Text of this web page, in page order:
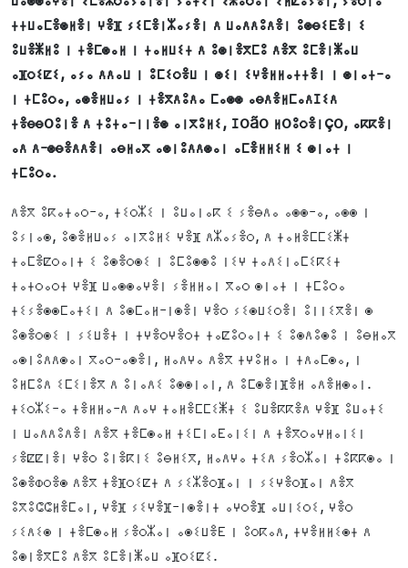
ⵜⵜⵡⴰⵎⴻⵙⵍⴻⵏ ⵖⴻⴼ ⵢⵉⵎⴻⵏⵣⴰⵢⴻⵏ ⴷ ⵡⴰⴷⴷⵓⴷⴻⵏ ⵓⵙⴱⵉⴹⴻⵏ ⵉ
ⵓⵡⴻⵥⵍⵓ ⵏ ⵜⴻⵎⵙⴰⵍ ⵏ ⵜⴰⵍⵡⵉⵜ ⴷ ⵓⵙⵏⴻⴳⵎⵓ ⴷⴻⴳ ⵓⵎⴻⵏⵥⴰⵡ
ⴰⴼⵔⵉⵇⵉ, ⴰⵢⴰ ⴷⴷⴰⵡ ⵏ ⵓⵎⵉⵔⴻⵡ ⵏ ⵙⵉⵏ ⵉⵖⴻⵍⵍⴰⵜⵜⴻⵏ ⵏ ⵙⵏⴰⵜ-ⴰ
ⵏ ⵜⵎⵓⵔⴰ, ⴰⵙⴻⵍⵡⴰⵢ ⵏ ⵜⴻⴳⴷⵓⴷⴰ ⵎⴰⵙⵙ ⴰⴱⴷⴻⵍⵎⴰⴷⵊⵉⴷ
ⵜⴻⴱⴱoⵓⵏⴻ ⴷ ⵜⵓⵜⴰ-ⵏⵏⴻⵙ ⴰⵏⴳⵓⵍⵉ, ⵊoão ⵍoⵓⵔⴻⵏço, ⴰⴽⴽⴻⵏ
ⴰⴷ ⴷ-ⵙⴱⴻⴷⴷⴻⵏ ⴰⴱⵍⴰⴳ ⴰⵙⵏⵓⴷⴷⵙⴰⵏ ⴰⵎⴻⵍⵍⵉⵍ ⵉ ⵙⵏⴰⵜ ⵏ
ⵜⵎⵓⵔⴰ.
ⴷⴻⴳ ⵓⴽⴰⵜⴰⵔ-ⴰ, ⵜⵉⵔⵣⵉ ⵏ ⵓⵡⴰⵏⴰⴽ ⵉ ⵢⴻⴱⴷⴰ ⴰⵙⵙ-ⴰ, ⴰⵙⵙ ⵏ
ⵓⵢⵏⴰⵙ, ⵓⵙⴻⵍⵡⴰⵢ ⴰⵏⴳⵓⵍⵉ ⵖⴻⴼ ⴷⵣⴰⵢⴻⵔ, ⴷ ⵜⴰⵍⴻⵎⵎⵉⵥⵜ
ⵜⴰⵎⴻⵇⵔⴰⵏⵜ ⵉ ⵓⵙⴻⵔⵙⵉ ⵏ ⵓⵎⵓⵙⵙⵓ ⵏⵉⵖ ⵜⴰⴷⵉⵏⴰⵎⵉⴽⵉⵜ
ⵜⴰⵜⵔⴰⵔⵜ ⵖⴻⴼ ⵡⴰⵙⵙⴰⵖⴻⵏ ⵢⴻⵍⵍⴰⵏ ⴳⴰⵔ ⵙⵏⴰⵜ ⵏ ⵜⵎⵓⵔⴰ
ⵜⵉⵢⴻⵙⵙⵎⴰⵜⵉⵏ ⴷ ⵓⵙⵎⴰⵍ-ⵏⵙⴻⵏ ⵖⴻⵔ ⵢⵉⵙⵡⵉⵔⴻⵏ ⵓⵏⵏⵉⴳⴻⵏ ⵙ
ⵓⵙⴻⵔⵙⵉ ⵏ ⵢⵉⵡⴻⵜ ⵏ ⵜⵖⴻⵔⵖⴻⵔⵜ ⵜⴰⵇⵓⵔⴰⵏⵜ ⵉ ⵓⵙⴷⵓⵙⵓ ⵏ ⵓⴱⵍⴰⴳ
ⴰⵙⵏⵓⴷⴷⵙⴰⵏ ⴳⴰⵔ-ⴰⵙⴻⵏ, ⵍⴰⴷⵖⴰ ⴷⴻⴳ ⵜⵖⵓⵍⴰ ⵏ ⵜⴷⴰⵎⵙⴰ, ⵏ
ⵓⵍⵎⵓⴷ ⵉⵎⵉⵏⴻⴳ ⴷ ⵓⵏⴰⴷⵉ ⵓⵙⵙⵏⴰⵏ, ⴷ ⵓⵎⵙⴻⵏⴼⴻⵍ ⴰⴷⴻⵍⵙⴰⵏ.
ⵜⵉⵔⵣⵉ-ⴰ ⵜⴻⵍⵍⴰ-ⴷ ⴷⴰⵖ ⵜⴰⵍⴻⵎⵎⵉⵥⵜ ⵉ ⵓⵡⴻⴽⴽⴻⴷ ⵖⴻⴼ ⵓⵡⴰⵜⵉ
ⵏ ⵡⴰⴷⴷⵓⴷⴻⵏ ⴷⴻⴳ ⵜⴻⵎⵙⴰⵍ ⵜⵉⵎⵏⴰⴹⴰⵏⵉⵏ ⴷ ⵜⴻⴳⵔⴰⵖⵍⴰⵏⵉⵏ
ⵢⴻⵇⵇⵏⴻⵏ ⵖⴻⵔ ⵓⵏⴻⴽⵏⵉ ⵓⴱⵍⵉⴳ, ⵍⴰⴷⵖⴰ ⵜⵉⴷ ⵢⴻⵔⵣⴰⵏ ⵜⵓⴽⴽⵙⴰ ⵏ
ⵓⵙⴻⵀⵔⴻⵙ ⴷⴻⴳ ⵜⴻⴼⵔⵉⵇⵜ ⴷ ⵢⵉⵣⴻⵔⴼⴰⵏ ⵏ ⵢⵉⵖⴻⵔⴼⴰⵏ ⴷⴻⴳ
ⵓⴳⵓⵛⵛⵍⴻⵎⴰⵏ, ⵖⴻⴼ ⵢⵉⵖⴻⴼ-ⵏⵙⴻⵏⵜ ⴰⵖⵔⴻⴼ ⴰⵡⵏⵉⵔⵉ, ⵖⴻⵔ
ⵢⵉⴷⵉⵙ ⵏ ⵜⴻⵎⵙⴰⵍ ⵢⴻⵔⵣⴰⵏ ⴰⵙⵉⵡⴻⴹ ⵏ ⵓⵔⴽⴰⴷ, ⵜⵖⴻⵍⵍⵉⵙⵜ ⴷ
ⵓⵙⵏⴻⴳⵎⵓ ⴷⴻⴳ ⵓⵎⴻⵏⵥⴰⵡ ⴰⴼⵔⵉⵇⵉ.